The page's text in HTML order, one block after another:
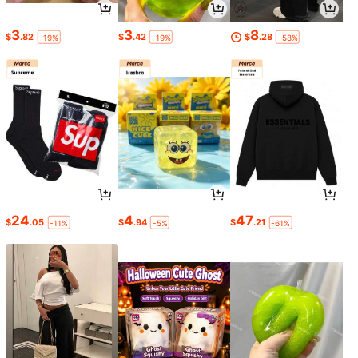
$3.82 -19% $3.42 -19% $8.28 -58%
$24.05 -11% $4.94 -5% $47.21 -61%